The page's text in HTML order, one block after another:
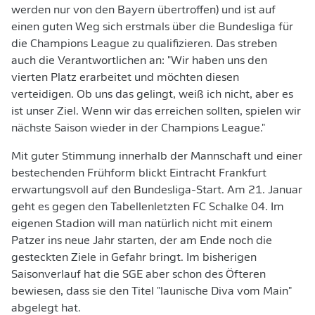
werden nur von den Bayern übertroffen) und ist auf
einen guten Weg sich erstmals über die Bundesliga für
die Champions League zu qualifizieren. Das streben
auch die Verantwortlichen an: "Wir haben uns den
vierten Platz erarbeitet und möchten diesen
verteidigen. Ob uns das gelingt, weiß ich nicht, aber es
ist unser Ziel. Wenn wir das erreichen sollten, spielen wir
nächste Saison wieder in der Champions League."
Mit guter Stimmung innerhalb der Mannschaft und einer
bestechenden Frühform blickt Eintracht Frankfurt
erwartungsvoll auf den Bundesliga-Start. Am 21. Januar
geht es gegen den Tabellenletzten FC Schalke 04. Im
eigenen Stadion will man natürlich nicht mit einem
Patzer ins neue Jahr starten, der am Ende noch die
gesteckten Ziele in Gefahr bringt. Im bisherigen
Saisonverlauf hat die SGE aber schon des Öfteren
bewiesen, dass sie den Titel "launische Diva vom Main"
abgelegt hat.